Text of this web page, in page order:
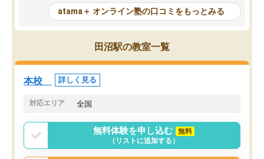
が、自分で自分の管理ができない人に
とっては難しい部分もあるのではない
かと思った。
元数が可視化されるので
しながら意欲的に取り組
常に効果を実感している
すめできる塾です。
atama＋ オンライン塾の口コミをもっとみる
田沼駅の教室一覧
本校 詳しく見る
対応エリア 全国
無料体験を申し込む
無料
（リストに追加する）